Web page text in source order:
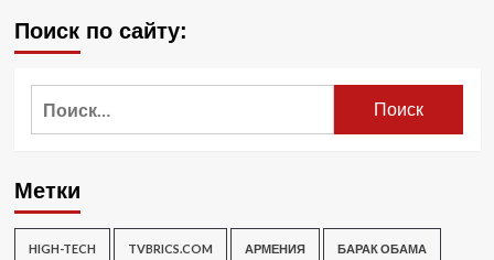
Поиск по сайту:
Метки
HIGH-TECH TVBRICS.COM АРМЕНИЯ БАРАК ОБАМА